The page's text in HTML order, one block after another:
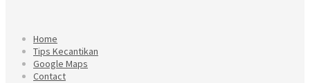
Home
Tips Kecantikan
Google Maps
Contact